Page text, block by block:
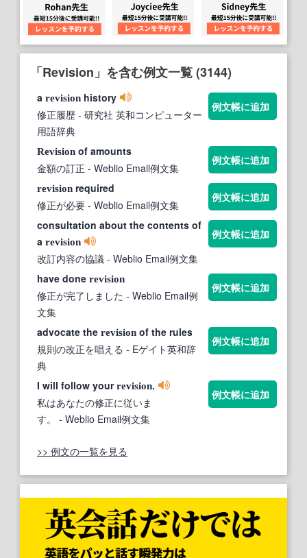
「Revision」を含む例文一覧 (3144)
a revision history
修正履歴 - 研究社 英和コンピューター
用語辞典
例文帳に追加
Revision of amounts
金額の訂正 - Weblio Email例文集
例文帳に追加
revision required
修正が必要 - Weblio Email例文集
例文帳に追加
consultation about the contents of
a revision
改訂内容の協議 - Weblio Email例文集
例文帳に追加
have done revision
修正が完了しました - Weblio Email例
文集
例文帳に追加
advocate the revision of the rules
規則の改正を唱える - Eゲイト英和辞
典
例文帳に追加
I will follow yourrevision.
私はあなたの修正に従いま
す。
- Weblio Email例文集
例文帳に追加
>> 例文の一覧を見る